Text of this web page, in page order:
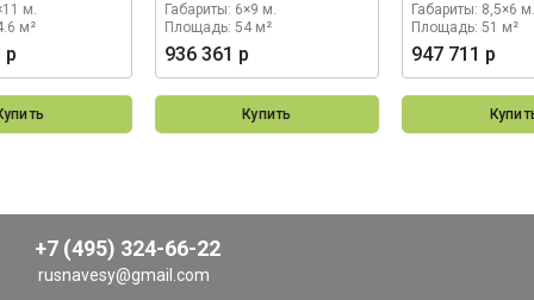
м.
м²
р
Габариты: 6×9 м.
Площадь: 54 м²
936 361 р
Купить
Габариты: 8,5×6
Площадь: 51 м²
947 711 р
+7 (495) 324-66-22
rusnavesy@gmail.com